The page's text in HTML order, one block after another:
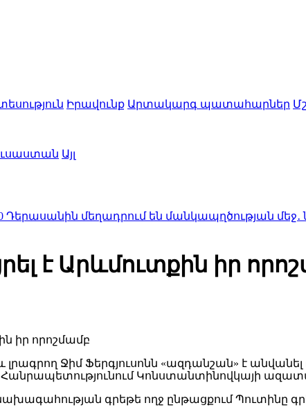
Իրավունք Արտակարգ պատահարներ
Այլ
մեղադրում են մանկապղծության մեջ․ նա
է Արևմուտքին իր
Ջիմ Ֆերգյուսոնն «ազդանշան» է
Հանրապետությունում Կոնստանտինովկայի
գրեթե ողջ ընթացքում Պուտինը